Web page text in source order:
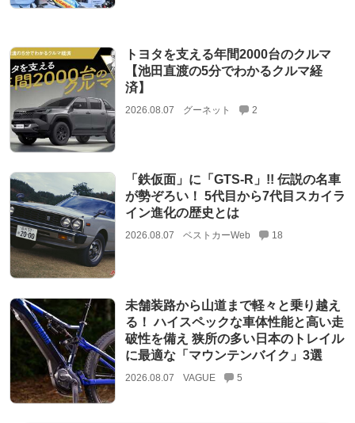
トヨタを支える年間2000台のクルマ
【池田直渡の5分でわかるクルマ経
済】
2026.08.07 グーネット 2
「鉄仮面」に「GTS-R」!! 伝説の名車
が勢ぞろい！ 5代目から7代目スカイラ
イン進化の歴史とは
2026.08.07 ベストカーWeb 18
未舗装路から山道まで軽々と乗り越え
る！ ハイスペックな車体性能と高い走
破性を備え 狭所の多い日本のトレイル
に最適な「マウンテンバイク」3選
2026.08.07 VAGUE 5